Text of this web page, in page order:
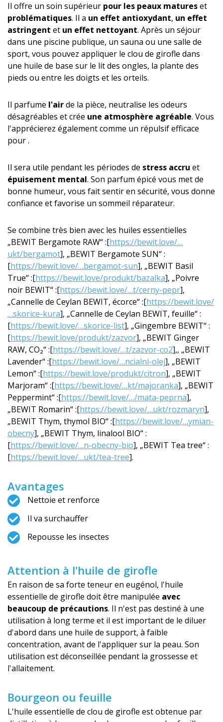
Il offre un soin supérieur pour les peaux matureset
problématiques. Il a un effet antioxydant, un effet
astringent et un effet nettoyant. Après un séjour
dans une piscine publique, un sauna ou une salle de
sport, vous pouvez appliquer le clou de girofle dans
une huile de base sur le lit des ongles, la plante des
pieds ou entre les doigts et les orteils.
Il parfume l'airde la pièce, neutralise les odeurs
désagréables et crée une atmosphère agréable. Vous
l'apprécierez également comme un répulsif efficace
pour .
Il sera utile pendant les périodes de stress accru et
épuisement mental. Son parfum épicé vous met de
bonne humeur, vous fait sentir en sécurité, vous donne
confiance et favorise un sommeil réparateur.
Se combine très bien avec les huiles essentielles
„BEWIT Bergamote RAW“ :[https://bewit.love/…
ukt/bergamot], „BEWIT Bergamote SUN“ :
[https://bewit.love/…bergamot-sun], „BEWIT Basil
True“ :[https://bewit.love/produkt/bazalka], „Poivre
noir BEWIT“ :[https://bewit.love/…t/cerny-pepr],
„Cannelle de Ceylan BEWIT, écorce“ :[https://bewit.love/
…skorice-kura], „Cannelle de Ceylan BEWIT, feuille“ :
[https://bewit.love/…skorice-list], „Gingembre BEWIT“ :
[https://bewit.love/produkt/zazvor], „BEWIT Ginger
RAW, CO₂“ :[https://bewit.love/…t/zazvor-co2],, „BEWIT
Lavender“ :[https://bewit.love/…ncialni-olej], „BEWIT
Lemon“ :[https://bewit.love/produkt/citron], „BEWIT
Marjoram“ :[https://bewit.love/…kt/majoranka], „BEWIT
Peppermint“ :[https://bewit.love/…/mata-peprna],
„BEWIT Romarin“ :[https://bewit.love/…ukt/rozmaryn],
„BEWIT Thym, thymol BIO“ :[https://bewit.love/…ymian-
obecny], „BEWIT Thym, linalool BIO“ :
[https://bewit.love/…n-obecny-bio], „BEWIT Tea tree“ :
[https://bewit.love/…ukt/tea-tree].
Avantages
Nettoie et renforce
Il va surchauffer
Repousse les insectes
Attention à l'huile de girofle
En raison de sa forte teneur en eugénol, l'huile
essentielle de girofle doit être manipulée avec
beaucoup de précautions. Il n'est pas destiné à une
utilisation à long terme et il est important de le diluer
d'abord dans une huile de support, à faible
concentration, avant de l'appliquer sur la peau. Son
utilisation est déconseillée pendant la grossesse et
l'allaitement.
Bourgeon ou feuille
L'huile essentielle de clou de girofle est obtenue par